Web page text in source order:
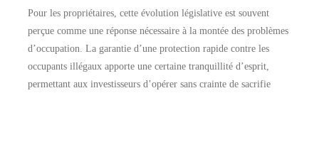
Pour les propriétaires, cette évolution législative est souvent
perçue comme une réponse nécessaire à la montée des problèmes
d’occupation. La garantie d’une protection rapide contre les
occupants illégaux apporte une certaine tranquillité d’esprit,
permettant aux investisseurs d’opérer sans crainte de sacrifie